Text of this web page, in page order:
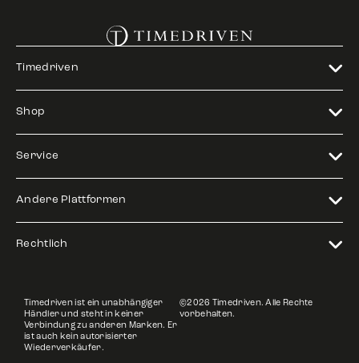
Timedriven
Shop
Service
Andere Plattformen
Rechtlich
Timedriven ist ein unabhängiger
Händler und steht in keiner
Verbindung zu anderen Marken. Er
ist auch kein autorisierter
Wiederverkäufer.
©2026 Timedriven. Alle Rechte
vorbehalten.